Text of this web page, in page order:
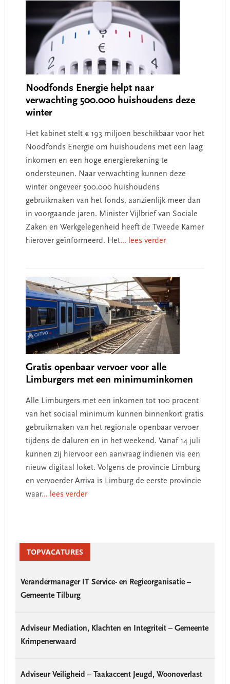
Noodfonds Energie helpt naar
verwachting 500.000 huishoudens deze
winter
Het kabinet stelt € 193 miljoen beschikbaar voor het
Noodfonds Energie om huishoudens met een laag
inkomen en een hoge energierekening te
ondersteunen. Naar verwachting kunnen deze
winter ongeveer 500.000 huishoudens
gebruikmaken van het fonds, aanzienlijk meer dan
in voorgaande jaren. Minister Vijlbrief van Sociale
Zaken en Werkgelegenheid heeft de Tweede Kamer
hierover geïnformeerd. Het... lees verder
Gratis openbaar vervoer voor alle
Limburgers met een minimuminkomen
Alle Limburgers met een inkomen tot 100 procent
van het sociaal minimum kunnen binnenkort gratis
gebruikmaken van het regionale openbaar vervoer
tijdens de daluren en in het weekend. Vanaf 14 juli
kunnen zij hiervoor een aanvraag indienen via een
nieuw digitaal loket. Volgens de provincie Limburg
en vervoerder Arriva is Limburg de eerste provincie
waar... lees verder
SidebarTOPVACATURES
Verandermanager IT Service- en Regieorganisatie –
Gemeente Tilburg
Adviseur Mediation, Klachten en Integriteit – Gemeente
Krimpenerwaard
Adviseur Veiligheid – Taakaccent Jeugd, Woonoverlast